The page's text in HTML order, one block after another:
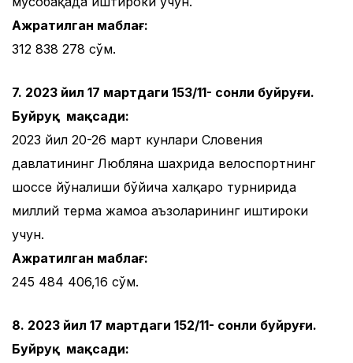
Ажратилган маблағ:
312 838 278 сўм.
7. 2023 йил 17 мартдаги 153/11- сонли буйруғи.
Буйруқ мақсади:
2023 йил 20-26 март кунлари Словения
давлатининг Любляна шахрида велоспортнинг
шоссе йўналиши бўйича халқаро турнирида
миллий терма жамоа аъзоларининг иштироки
учун.
Ажратилган маблағ:
245 484 406,16 сўм.
8. 2023 йил 17 мартдаги 152/11- сонли буйруғи.
Буйруқ мақсади: